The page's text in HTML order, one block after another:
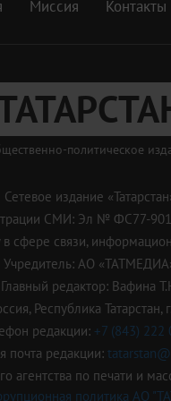
Миссия Контакты
политическое
Сетевое издание
СМИ: Эл № ФС77-
сфере связи,
Учредитель: АО
Главный редактор: Вафина
Республика Татарстан,
редакции: +7 (843) 222
почта редакции:
агентства по печати и
политика АО